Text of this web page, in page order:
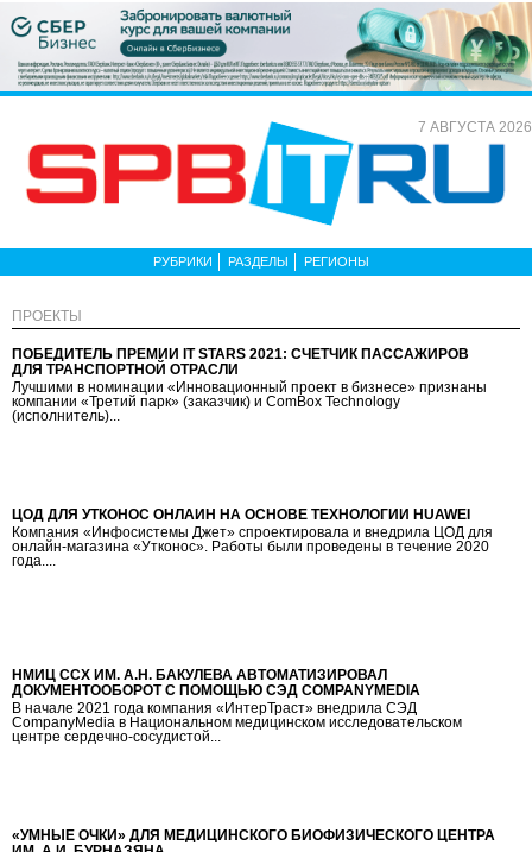
7 АВГУСТА 2026
РУБРИКИ РАЗДЕЛЫ РЕГИОНЫ
ПРОЕКТЫ
ПОБЕДИТЕЛЬ ПРЕМИИ IT STARS 2021: СЧЕТЧИК ПАССАЖИРОВ
ДЛЯ ТРАНСПОРТНОЙ ОТРАСЛИ
Лучшими в номинации «Инновационный проект в бизнесе» признаны
компании «Третий парк» (заказчик) и ComBox Technology
(исполнитель)...
ЦОД ДЛЯ УТКОНОС ОНЛАЙН НА ОСНОВЕ ТЕХНОЛОГИЙ HUAWEI
Компания «Инфосистемы Джет» спроектировала и внедрила ЦОД для
онлайн-магазина «Утконос». Работы были проведены в течение 2020
года....
НМИЦ ССХ ИМ. А.Н. БАКУЛЕВА АВТОМАТИЗИРОВАЛ
ДОКУМЕНТООБОРОТ С ПОМОЩЬЮ СЭД COMPANYMEDIA
В начале 2021 года компания «ИнтерТраст» внедрила СЭД
CompanyMedia в Национальном медицинском исследовательском
центре сердечно-сосудистой...
«УМНЫЕ ОЧКИ» ДЛЯ МЕДИЦИНСКОГО БИОФИЗИЧЕСКОГО ЦЕНТРА